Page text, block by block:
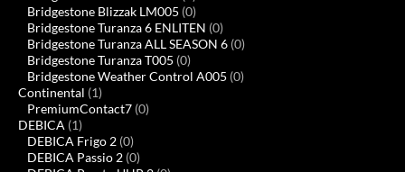
Bridgestone Blizzak LM005 (0)
Bridgestone Turanza 6 ENLITEN (0)
Bridgestone Turanza ALL SEASON 6 (0)
Bridgestone Turanza T005 (0)
Bridgestone Weather Control A005 (0)
Continental (1)
PremiumContact7 (0)
DEBICA (1)
DEBICA Frigo 2 (0)
DEBICA Passio 2 (0)